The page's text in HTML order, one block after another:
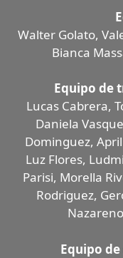
Walter Golato,
Bianca
Equipo de
Lucas Cabrera,
Daniela
Dominguez,
Luz Flores,
Parisi, Morella
Rodriguez,
Equipo